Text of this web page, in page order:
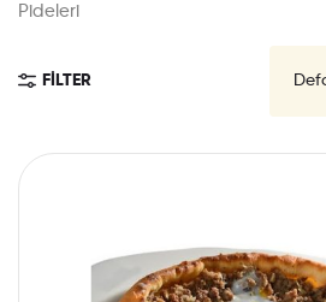
Pideleri
FILTER